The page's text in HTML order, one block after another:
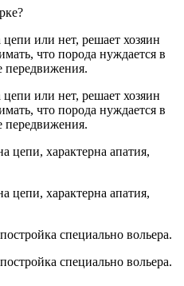
или нет, решает хозяин
что порода нуждается в
передвижения.
или нет, решает хозяин
что порода нуждается в
передвижения.
цепи, характерна апатия,
цепи, характерна апатия,
специально вольера.
специально вольера.